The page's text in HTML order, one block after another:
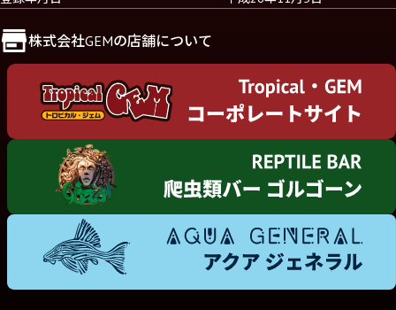
株式会社GEMの店舗について